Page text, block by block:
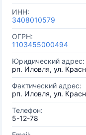
ИНН:
3408010579
ОГРН:
1103455000494
Юридический адрес:
рп. Иловля, ул.
Фактический адрес:
рп. Иловля, ул.
Телефон:
5-12-78